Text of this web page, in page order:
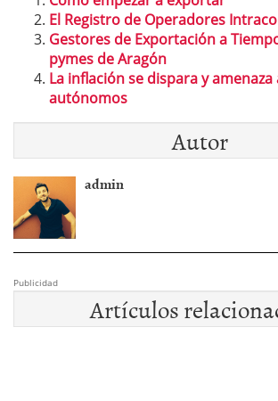
El Registro de Operadores
Gestores de Exportación a
pymes de Aragón
La inflación se dispara y amenaza
autónomos
Autor
admin
Publicidad
Artículos